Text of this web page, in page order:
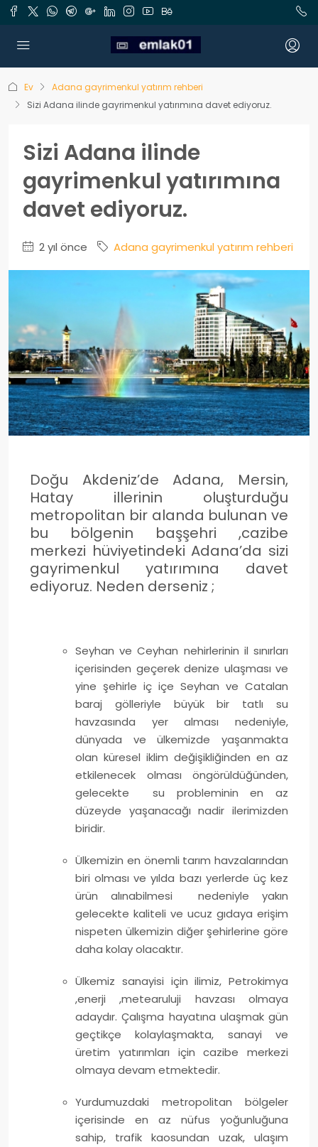
Ev
Adana gayrimenkul yatırım rehberi
Sizi Adana ilinde gayrimenkul yatırımına davet ediyoruz.
Sizi Adana ilinde
gayrimenkul yatırımına
davet ediyoruz.
2 yıl önce Adana gayrimenkul yatırım rehberi
Doğu Akdeniz’de Adana, Mersin,
Hatay illerinin oluşturduğu
metropolitan bir alanda bulunan ve
bu bölgenin başşehri ,cazibe
merkezi hüviyetindeki Adana’da sizi
gayrimenkul yatırımına davet
ediyoruz. Neden derseniz ;
Seyhan ve Ceyhan nehirlerinin il sınırları
içerisinden geçerek denize ulaşması ve
yine şehirle iç içe Seyhan ve Catalan
baraj gölleriyle büyük bir tatlı su
havzasında yer alması nedeniyle,
dünyada ve ülkemizde yaşanmakta
olan küresel iklim değişikliğinden en az
etkilenecek olması öngörüldüğünden,
gelecekte su probleminin en az
düzeyde yaşanacağı nadir ilerimizden
biridir.
Ülkemizin en önemli tarım havzalarından
biri olması ve yılda bazı yerlerde üç kez
ürün alınabilmesi nedeniyle yakın
gelecekte kaliteli ve ucuz gıdaya erişim
nispeten ülkemizin diğer şehirlerine göre
daha kolay olacaktır.
Ülkemiz sanayisi için ilimiz, Petrokimya
,enerji ,metearuluji havzası olmaya
adaydır. Çalışma hayatına ulaşmak gün
geçtikçe kolaylaşmakta, sanayi ve
üretim yatırımları için cazibe merkezi
olmaya devam etmektedir.
Yurdumuzdaki metropolitan bölgeler
içerisinde en az nüfus yoğunluğuna
sahip, trafik kaosundan uzak, ulaşım